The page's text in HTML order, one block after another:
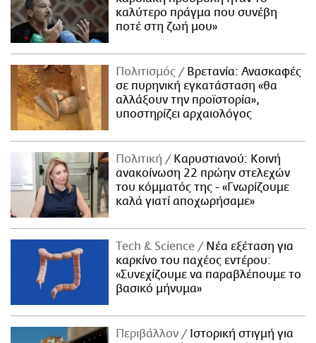
καλύτερο πράγμα που συνέβη
ποτέ στη ζωή μου»
Πολιτισμός
Βρετανία: Ανασκαφές
σε πυρηνική εγκατάσταση «θα
αλλάξουν την προϊστορία»,
υποστηρίζει αρχαιολόγος
Πολιτική
Καρυστιανού: Κοινή
ανακοίνωση 22 πρώην στελεχών
του κόμματός της - «Γνωρίζουμε
καλά γιατί αποχωρήσαμε»
Τech & Science
Νέα εξέταση για
καρκίνο του παχέος εντέρου:
«Συνεχίζουμε να παραβλέπουμε το
βασικό μήνυμα»
Περιβάλλον
Ιστορική στιγμή για